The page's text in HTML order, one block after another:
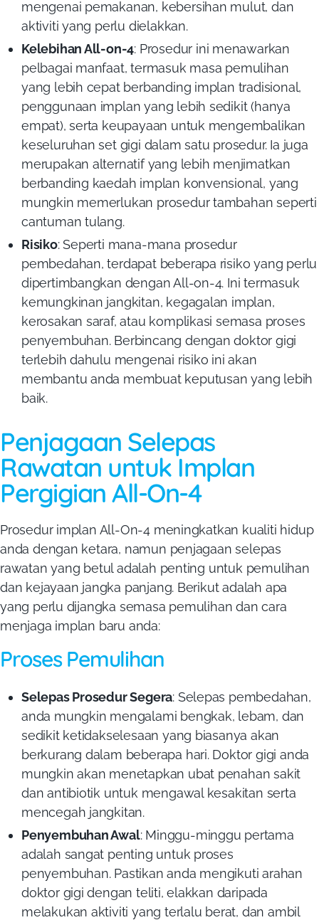
mengenai pemakanan, kebersihan mulut, dan
aktiviti yang perlu dielakkan.
Kelebihan All-on-4: Prosedur ini menawarkan
pelbagai manfaat, termasuk masa pemulihan
yang lebih cepat berbanding implan tradisional,
penggunaan implan yang lebih sedikit (hanya
empat), serta keupayaan untuk mengembalikan
keseluruhan set gigi dalam satu prosedur. Ia juga
merupakan alternatif yang lebih menjimatkan
berbanding kaedah implan konvensional, yang
mungkin memerlukan prosedur tambahan seperti
cantuman tulang.
Risiko: Seperti mana-mana prosedur
pembedahan, terdapat beberapa risiko yang perlu
dipertimbangkan dengan All-on-4. Ini termasuk
kemungkinan jangkitan, kegagalan implan,
kerosakan saraf, atau komplikasi semasa proses
penyembuhan. Berbincang dengan doktor gigi
terlebih dahulu mengenai risiko ini akan
membantu anda membuat keputusan yang lebih
baik.
Penjagaan Selepas
Rawatan untuk Implan
Pergigian All-On-4
Prosedur implan All-On-4 meningkatkan kualiti hidup
anda dengan ketara, namun penjagaan selepas
rawatan yang betul adalah penting untuk pemulihan
dan kejayaan jangka panjang. Berikut adalah apa
yang perlu dijangka semasa pemulihan dan cara
menjaga implan baru anda:
Proses Pemulihan
Selepas Prosedur Segera: Selepas pembedahan,
anda mungkin mengalami bengkak, lebam, dan
sedikit ketidakselesaan yang biasanya akan
berkurang dalam beberapa hari. Doktor gigi anda
mungkin akan menetapkan ubat penahan sakit
dan antibiotik untuk mengawal kesakitan serta
mencegah jangkitan.
Penyembuhan Awal: Minggu-minggu pertama
adalah sangat penting untuk proses
penyembuhan. Pastikan anda mengikuti arahan
doktor gigi dengan teliti, elakkan daripada
melakukan aktiviti yang terlalu berat, dan ambil